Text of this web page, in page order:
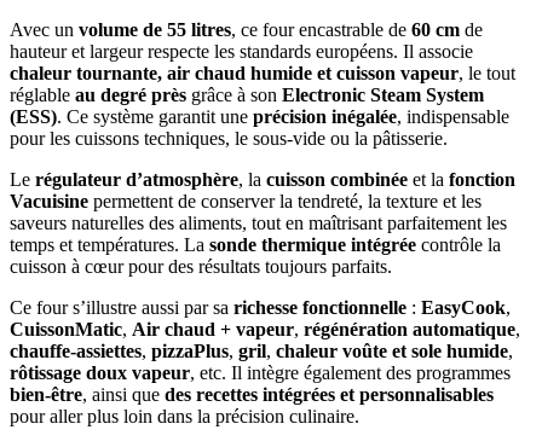
Avec un volume de 55 litres, ce four encastrable de 60 cm de
hauteur et largeur respecte les standards européens. Il associe
chaleur tournante, air chaud humide et cuisson vapeur, le tout
réglable au degré près grâce à son Electronic Steam System
(ESS). Ce système garantit une précision inégalée, indispensable
pour les cuissons techniques, le sous-vide ou la pâtisserie.
Le régulateur d’atmosphère, la cuisson combinée et la fonction
Vacuisine permettent de conserver la tendreté, la texture et les
saveurs naturelles des aliments, tout en maîtrisant parfaitement les
temps et températures. La sonde thermique intégrée contrôle la
cuisson à cœur pour des résultats toujours parfaits.
Ce four s’illustre aussi par sa richesse fonctionnelle : EasyCook,
CuissonMatic, Air chaud + vapeur, régénération automatique,
chauffe-assiettes, pizzaPlus, gril, chaleur voûte et sole humide,
rôtissage doux vapeur, etc. Il intègre également des programmes
bien-être, ainsi que des recettes intégrées et personnalisables
pour aller plus loin dans la précision culinaire.